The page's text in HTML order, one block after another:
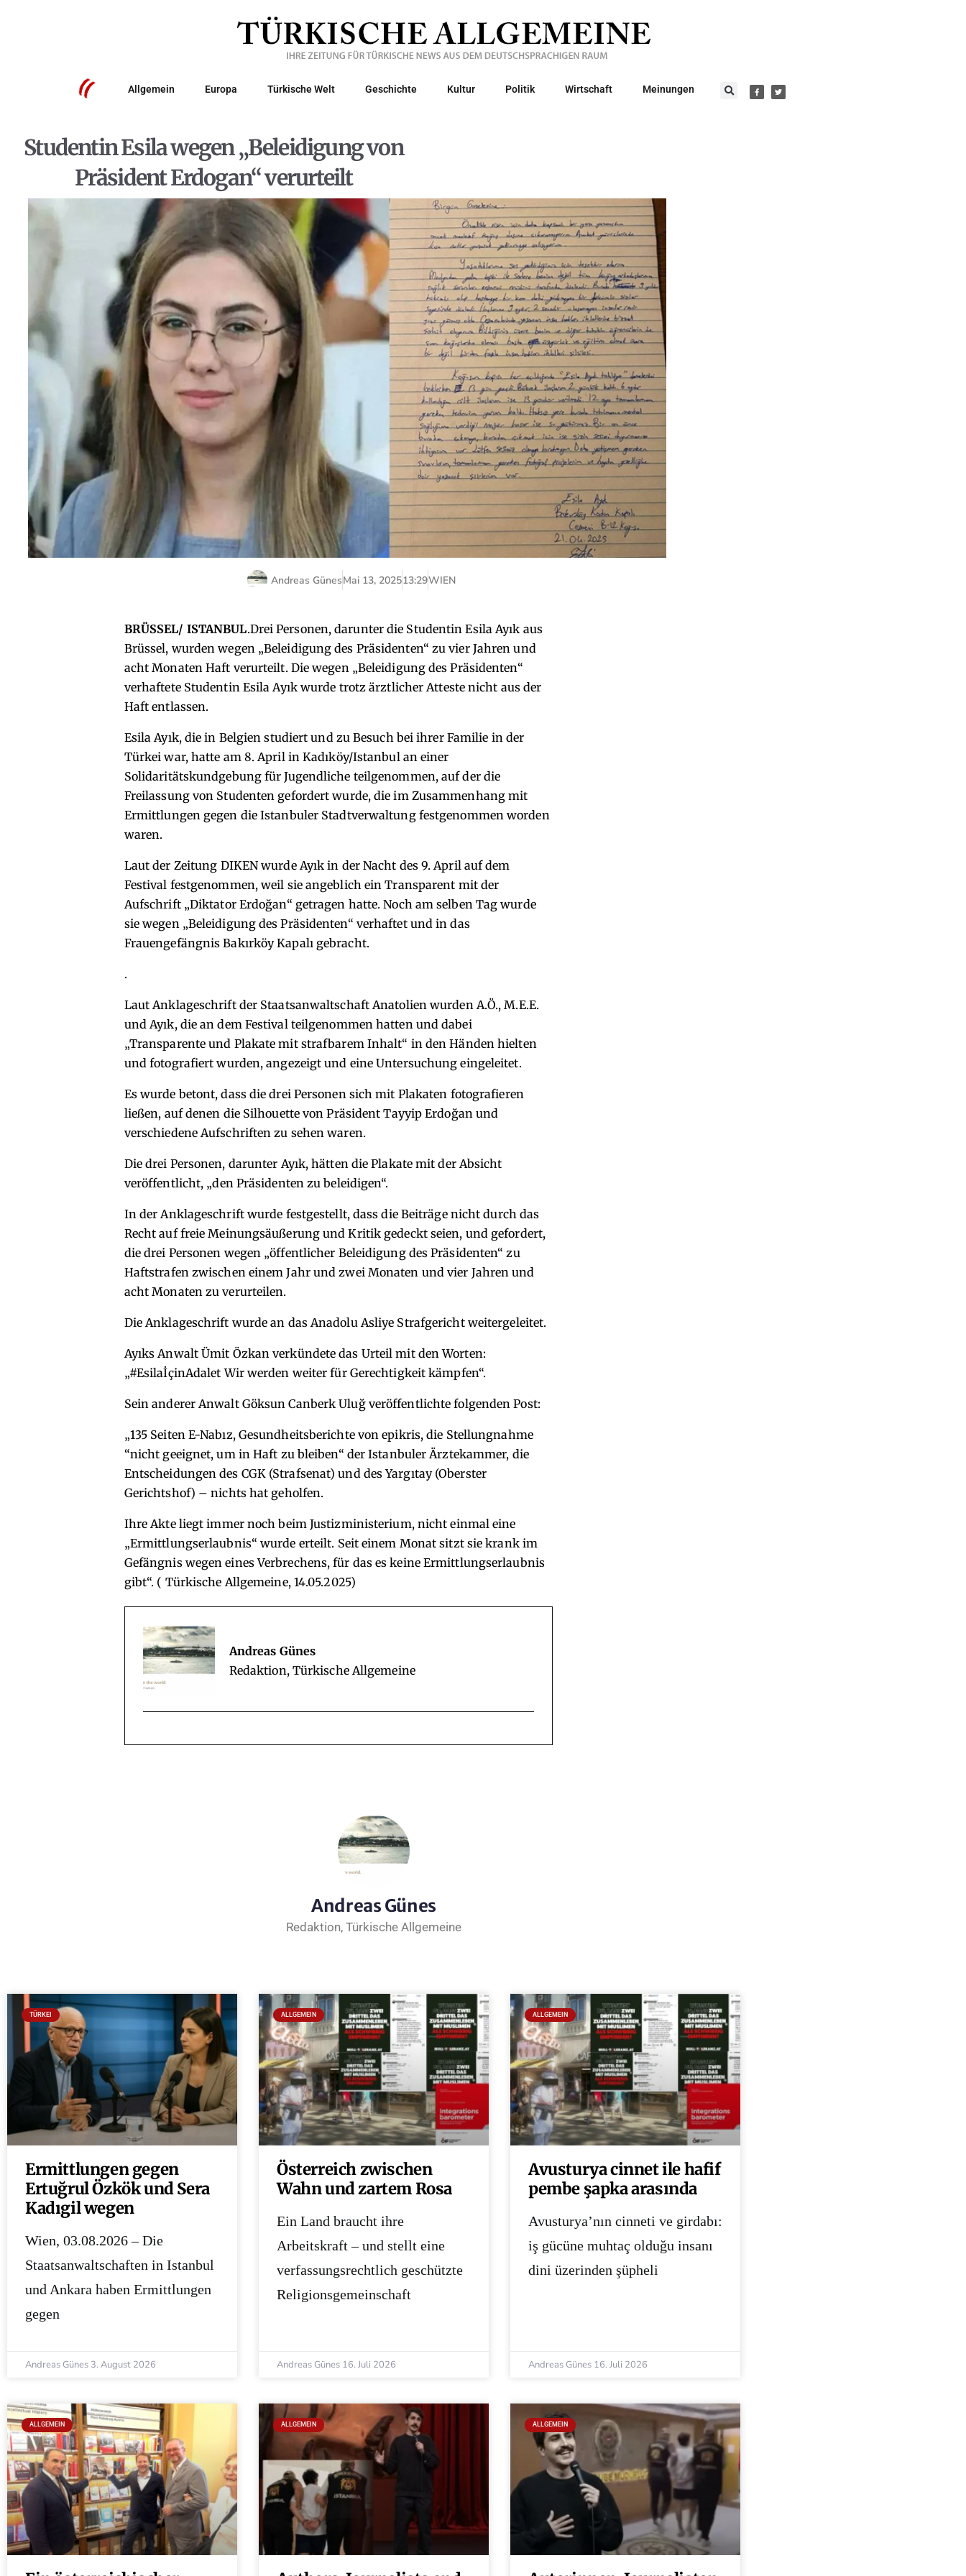
Allgemein Europa Türkische Welt Geschichte Kultur Politik Wirtschaft Meinungen
Studentin Esila wegen „Beleidigung von
Präsident Erdogan“ verurteilt
Andreas GünesMai 13, 202513:29WIEN
BRÜSSEL/ ISTANBUL.Drei Personen, darunter die Studentin Esila Ayık aus
Brüssel, wurden wegen „Beleidigung des Präsidenten“ zu vier Jahren und
acht Monaten Haft verurteilt. Die wegen „Beleidigung des Präsidenten“
verhaftete Studentin Esila Ayık wurde trotz ärztlicher Atteste nicht aus der
Haft entlassen.
Esila Ayık, die in Belgien studiert und zu Besuch bei ihrer Familie in der
Türkei war, hatte am 8. April in Kadıköy/Istanbul an einer
Solidaritätskundgebung für Jugendliche teilgenommen, auf der die
Freilassung von Studenten gefordert wurde, die im Zusammenhang mit
Ermittlungen gegen die Istanbuler Stadtverwaltung festgenommen worden
waren.
Laut der Zeitung DIKENwurde Ayık in der Nacht des 9. April auf dem
Festival festgenommen, weil sie angeblich ein Transparent mit der
Aufschrift „Diktator Erdoğan“ getragen hatte. Noch am selben Tag wurde
sie wegen „Beleidigung des Präsidenten“ verhaftet und in das
Frauengefängnis Bakırköy Kapalı gebracht.
.
Laut Anklageschrift der Staatsanwaltschaft Anatolien wurden A.Ö., M.E.E.
und Ayık, die an dem Festival teilgenommen hatten und dabei
„Transparente und Plakate mit strafbarem Inhalt“ in den Händen hielten
und fotografiert wurden, angezeigt und eine Untersuchung eingeleitet.
Es wurde betont, dass die drei Personen sich mit Plakaten fotografieren
ließen, auf denen die Silhouette von Präsident Tayyip Erdoğan und
verschiedene Aufschriften zu sehen waren.
Die drei Personen, darunter Ayık, hätten die Plakate mit der Absicht
veröffentlicht, „den Präsidenten zu beleidigen“.
In der Anklageschrift wurde festgestellt, dass die Beiträge nicht durch das
Recht auf freie Meinungsäußerung und Kritik gedeckt seien, und gefordert,
die drei Personen wegen „öffentlicher Beleidigung des Präsidenten“ zu
Haftstrafen zwischen einem Jahr und zwei Monaten und vier Jahren und
acht Monaten zu verurteilen.
Die Anklageschrift wurde an das Anadolu Asliye Strafgericht weitergeleitet.
Ayıks Anwalt Ümit Özkan verkündete das Urteil mit den Worten:
„#EsilaİçinAdalet Wir werden weiter für Gerechtigkeit kämpfen“.
Sein anderer Anwalt Göksun Canberk Uluğ veröffentlichte folgenden Post:
„135 Seiten E-Nabız, Gesundheitsberichte von epikris, die Stellungnahme
“nicht geeignet, um in Haft zu bleiben“ der Istanbuler Ärztekammer, die
Entscheidungen des CGK (Strafsenat) und des Yargıtay (Oberster
Gerichtshof) – nichts hat geholfen.
Ihre Akte liegt immer noch beim Justizministerium, nicht einmal eine
„Ermittlungserlaubnis“ wurde erteilt. Seit einem Monat sitzt sie krank im
Gefängnis wegen eines Verbrechens, für das es keine Ermittlungserlaubnis
gibt“. ( Türkische Allgemeine, 14.05.2025)
Andreas Günes
Redaktion, Türkische Allgemeine
Andreas Günes
Redaktion, Türkische Allgemeine
TÜRKEI
Ermittlungen gegen
Ertuğrul Özkök und Sera
Kadıgil wegen
Wien, 03.08.2026 – Die
Staatsanwaltschaften in Istanbul
und Ankara haben Ermittlungen
gegen
Andreas Günes 3. August 2026
ALLGEMEIN
Österreich zwischen
Wahn und zartem Rosa
Ein Land braucht ihre
Arbeitskraft – und stellt eine
verfassungsrechtlich geschützte
Religionsgemeinschaft
Andreas Günes 16. Juli 2026
ALLGEMEIN
Avusturya cinnet ile hafif
pembe şapka arasında
Avusturya’nın cinneti ve girdabı:
iş gücüne muhtaç olduğu insanı
dini üzerinden şüpheli
Andreas Günes 16. Juli 2026
ALLGEMEIN ALLGEMEIN ALLGEMEIN